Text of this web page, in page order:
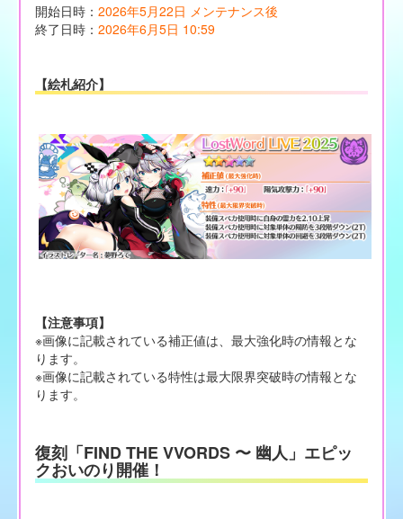
開始日時： 2026年5月22日 メンテナンス後
終了日時： 2026年6月5日 10:59
【絵札紹介】
【注意事項】
※画像に記載されている補正値は、最大強化時の情報とな
ります。
※画像に記載されている特性は最大限界突破時の情報とな
ります。
復刻「FIND THE VVORDS 〜 幽人」エピッ
クおいのり開催！